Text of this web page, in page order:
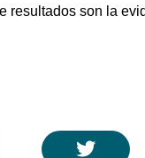
resultados son la